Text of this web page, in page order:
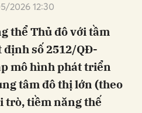
2026 12:30
thể Thủ đô với tầm
định số 2512/QĐ-
mô hình phát triển
tâm đô thị lớn (theo
trò, tiềm năng thế
Gửi